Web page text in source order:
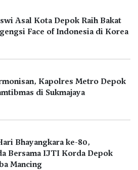
Asal Kota Depok Raih Bakat
Face of Indonesia di Korea
Kapolres Metro Depok
di Sukmajaya
Bhayangkara ke-80,
Bersama IJTI Korda Depok
Mancing